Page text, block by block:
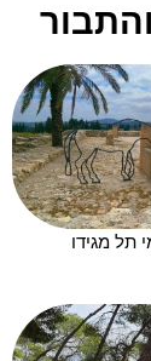
תל מגידו